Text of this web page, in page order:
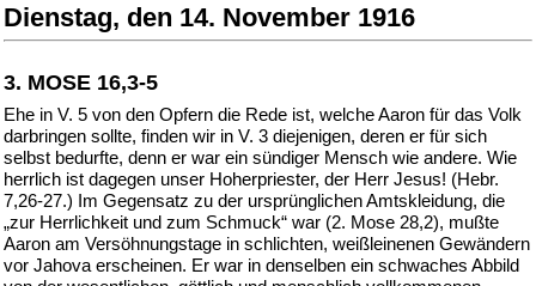
Dienstag, den 14. November 1916
3. MOSE 16,3-5
Ehe in V. 5 von den Opfern die Rede ist, welche Aaron für das Volk
darbringen sollte, finden wir in V. 3 diejenigen, deren er für sich
selbst bedurfte, denn er war ein sündiger Mensch wie andere. Wie
herrlich ist dagegen unser Hoherpriester, der Herr Jesus! (Hebr.
7,26-27.) Im Gegensatz zu der ursprünglichen Amtskleidung, die
„zur Herrlichkeit und zum Schmuck“ war (2. Mose 28,2), mußte
Aaron am Versöhnungstage in schlichten, weißleinenen Gewändern
vor Jahova erscheinen. Er war in denselben ein schwaches Abbild